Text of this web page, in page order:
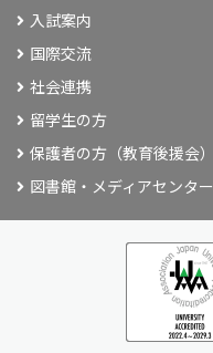
入試案内
国際交流
社会連携
留学生の方
保護者の方（教育後援会）
図書館・メディアセンター